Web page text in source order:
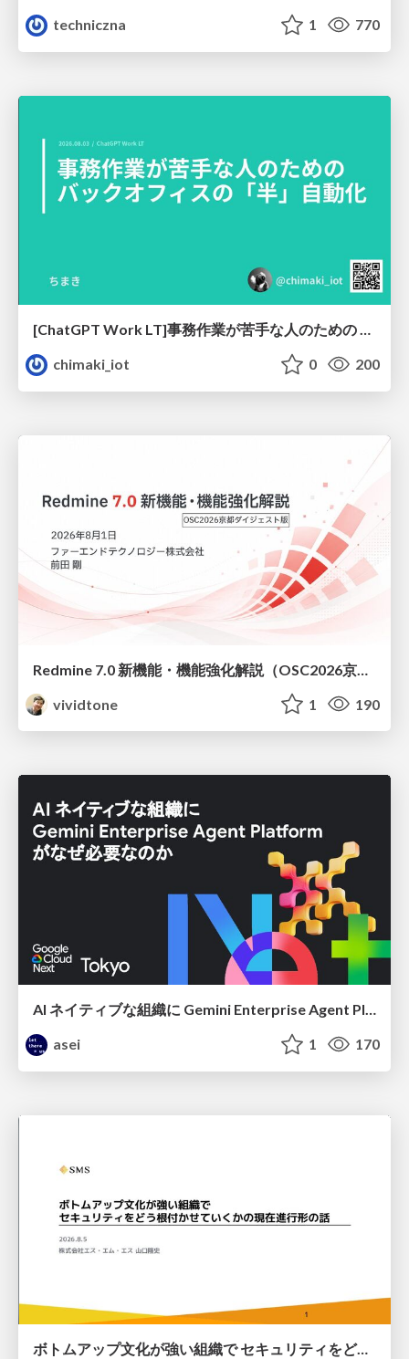
techniczna 1 770
[ChatGPT Work LT]事務作業が苦手な人のための バックオフィスの「半」自動化
chimaki_iot
0 200
vividtone
1 190
AI ネイティブな組織に Gemini Enterprise Agent Platform がなぜ必要なのか
asei
1 170
ボトムアップ文化が強い組織で セキュリティをどう根付かせていくかの現在進行形の話 / Making Security Stick in a Bottom-Up Organization